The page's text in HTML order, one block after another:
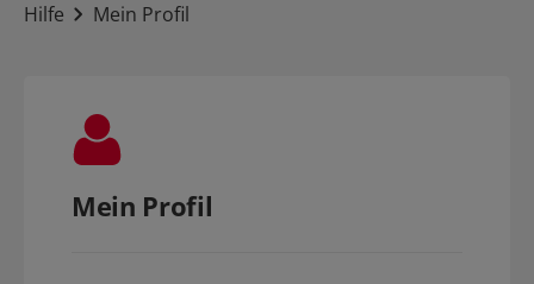
Hilfe Mein Profil
Mein Profil